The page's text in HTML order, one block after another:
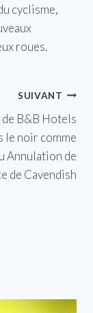
cyclisme,
roues.
SUIVANT
de B&B Hotels
le noir comme
Annulation de
de Cavendish